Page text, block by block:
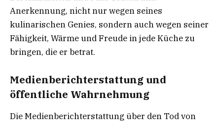
Anerkennung, nicht nur wegen seines
kulinarischen Genies, sondern auch wegen seiner
Fähigkeit, Wärme und Freude in jede Küche zu
bringen, die er betrat.
Medienberichterstattung und
öffentliche Wahrnehmung
Die Medienberichterstattung über den Tod von